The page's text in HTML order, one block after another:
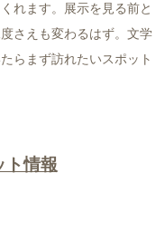
れます。展示を見る前と
さえも変わるはず。文学
らまず訪れたいスポット
ト情報